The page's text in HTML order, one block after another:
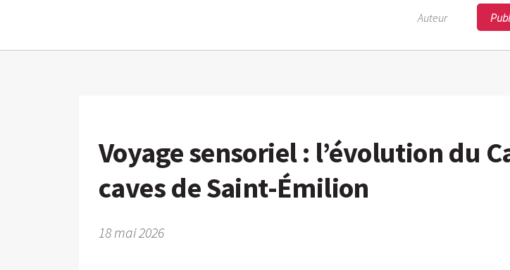
Auteur
Voyage sensoriel : l’évolution du
caves de Saint-Émilion
18 mai 2026